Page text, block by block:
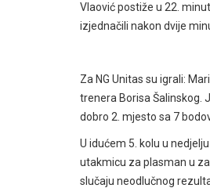
Vlaović postiže u 22.
izjednačili nakon dvije
Za NG Unitas su igrali:
trenera Borisa Šalinskog.
dobro 2. mjesto sa 7
U idućem 5. kolu u
utakmicu za plasman u
slučaju neodlučnog